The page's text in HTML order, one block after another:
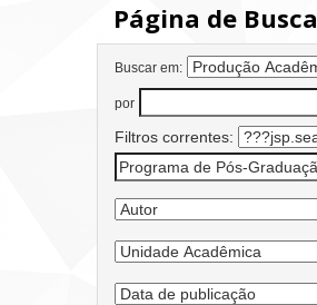
Página de Busca
Buscar em:
por
Filtros correntes: